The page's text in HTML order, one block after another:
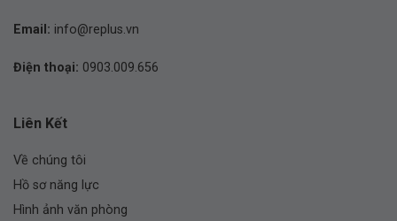
Email: info@replus.vn
Điện thoại: 0903.009.656
Liên Kết
Về chúng tôi
Hồ sơ năng lực
Hình ảnh văn phòng